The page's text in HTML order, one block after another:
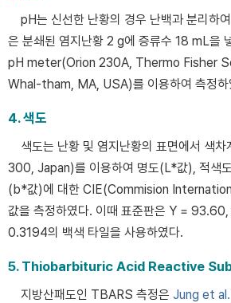
pH는 신선한 난황의 경우 난백과 분리하
은 분쇄된 염지난황 2 g에 증류수 18 mL을
pH meter(Orion 230A, Thermo Fisher
Whal-tham, MA, USA)를 이용하여 측정하
4. 색도
색도는 난황 및 염지난황의 표면에서 색
300, Japan)를 이용하여 명도(L*값), 적색
(b*값)에 대한 CIE(Commision
값을 측정하였다. 이때 표준판은 Y =
0.3194의 백색 타일을 사용하였다.
5. Thiobarbituric Acid Reactive
지방산패도인 TBARS 측정은 Jung et